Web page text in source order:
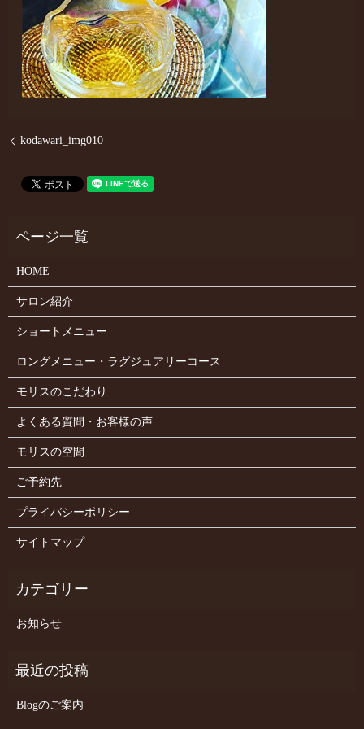
kodawari_img010
HOME
サロン紹介
ショートメニュー
ロングメニュー・ラグジュアリーコース
モリスのこだわり
よくある質問・お客様の声
モリスの空間
ご予約先
プライバシーポリシー
サイトマップ
お知らせ
Blogのご案内